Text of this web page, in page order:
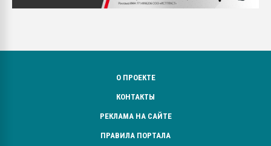
О ПРОЕКТЕ
КОНТАКТЫ
РЕКЛАМА НА САЙТЕ
ПРАВИЛА ПОРТАЛА